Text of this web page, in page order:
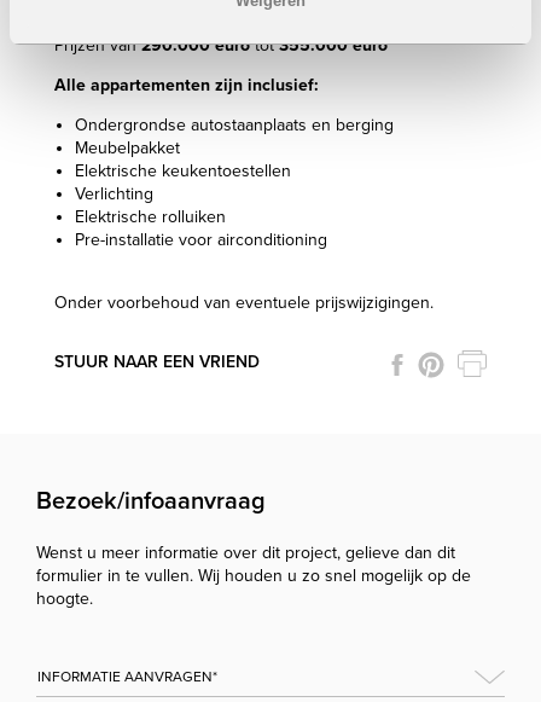
Dakterras: van 46 m² tot 87 m²
Prijzen van290.000 eurotot355.000 euro
Alle appartementen zijn inclusief:
Ondergrondse autostaanplaats en berging
Meubelpakket
Elektrische keukentoestellen
Verlichting
Elektrische rolluiken
Pre-installatie voor airconditioning
Onder voorbehoud van eventuele prijswijzigingen.
STUUR NAAR EEN VRIEND
Bezoek/infoaanvraag
Wenst u meer informatie over dit project, gelieve dan dit
formulier in te vullen. Wij houden u zo snel mogelijk op de
hoogte.